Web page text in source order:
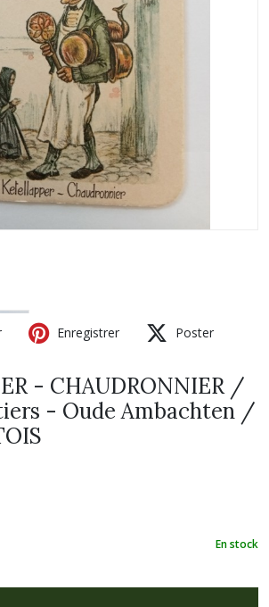
Enregistrer Poster
- CHAUDRONNIER /
- Oude Ambachten /
En stock